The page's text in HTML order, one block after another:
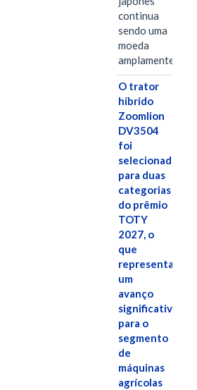
continua
sendo uma
moeda
amplamente…
O trator
híbrido
Zoomlion
DV3504
foi
selecionado
para duas
categorias
do prêmio
TOTY
2027, o
que
representa
um
avanço
significativo
para o
segmento
de
máquinas
agrícolas